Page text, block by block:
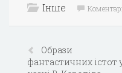
Інше
Образи
фантастичних істот